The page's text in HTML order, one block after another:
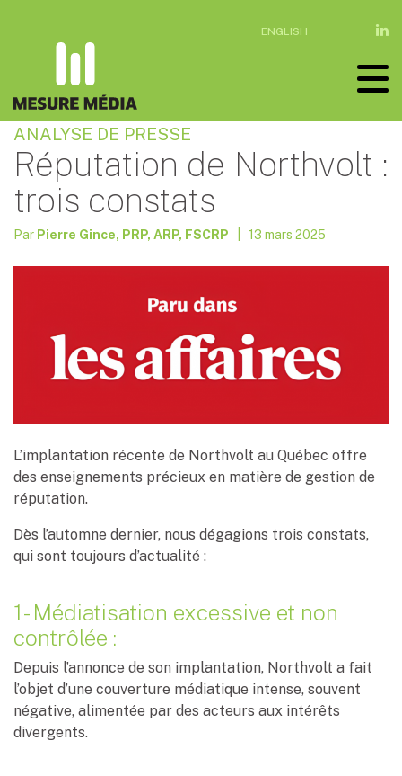
ENGLISH
ANALYSE DE PRESSE
Réputation de Northvolt :
trois constats
Par Pierre Gince, PRP, ARP, FSCRP | 13 mars 2025
L’implantation récente de Northvolt au Québec offre
des enseignements précieux en matière de gestion de
réputation.
Dès l’automne dernier, nous dégagions trois constats,
qui sont toujours d’actualité :
1- Médiatisation excessive et non
contrôlée :
Depuis l’annonce de son implantation, Northvolt a fait
l’objet d’une couverture médiatique intense, souvent
négative, alimentée par des acteurs aux intérêts
divergents.